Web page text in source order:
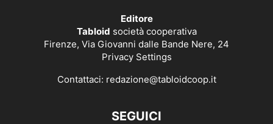
Editore
Tabloid società cooperativa
Firenze, Via Giovanni dalle Bande Nere, 24
Privacy Settings
Contattaci: redazione@tabloidcoop.it
SEGUICI